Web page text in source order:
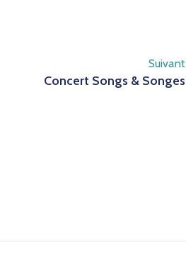
Suivant
Concert Songs & Songes